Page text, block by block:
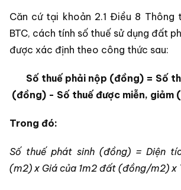
Căn cứ tại khoản 2.1 Điều 8 Thông
BTC, cách tính số thuế sử dụng đất
được xác định theo công thức sau:
Số thuế phải nộp (đồng) = Số
(đồng) - Số thuế được miễn, giảm
Trong đó:
Số thuế phát sinh (đồng) = Diện
(m2) x Giá của 1m2 đất (đồng/m2) x